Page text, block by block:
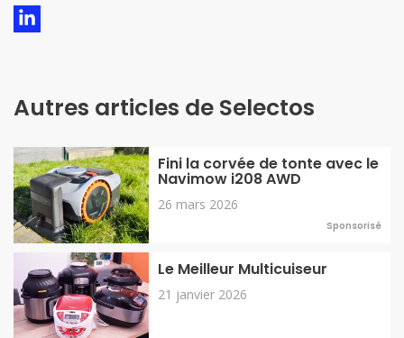
Autres articles de Selectos
Sponsorisé
Fini la corvée de tonte avec le
Navimow i208 AWD
26 mars 2026
Le Meilleur Multicuiseur
21 janvier 2026